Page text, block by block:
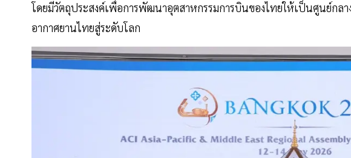
โดยมีวัตถุประสงค์เพื่อการพัฒนาอุตสาหกรรมการบินของไทยให้เป็นศูนย์กล
อากาศยานไทยสู่ระดับโลก